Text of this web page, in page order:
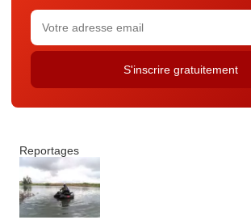
Reportages